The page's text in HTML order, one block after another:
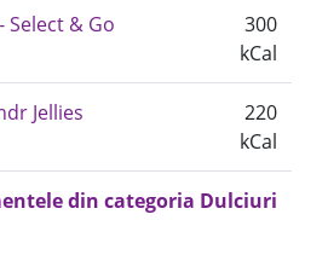
Select & Go
300
kCal
Jellies
220
kCal
din categoria Dulciuri